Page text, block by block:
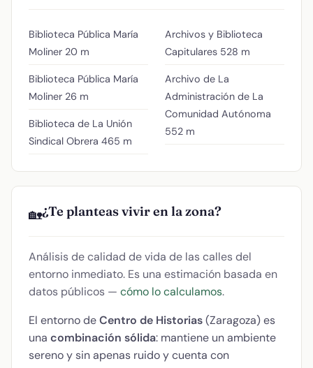
Biblioteca Pública María
Moliner 20 m
Biblioteca Pública María
Moliner 26 m
Biblioteca de La Unión
Sindical Obrera 465 m
Archivos y Biblioteca
Capitulares 528 m
Archivo de La
Administración de La
Comunidad Autónoma
552 m
🏡¿Te planteas vivir en la zona?
Análisis de calidad de vida de las calles del
entorno inmediato. Es una estimación basada en
datos públicos — cómo lo calculamos.
El entorno deCentro de Historias(Zaragoza) es
una combinación sólida: mantiene un ambiente
sereno y sin apenas ruido y cuenta con